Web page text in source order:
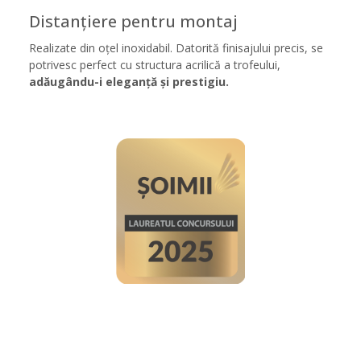
Distanțiere pentru montaj
Realizate din oțel inoxidabil. Datorită finisajului precis, se
potrivesc perfect cu structura acrilică a trofeului,
adăugându-i eleganță și prestigiu.